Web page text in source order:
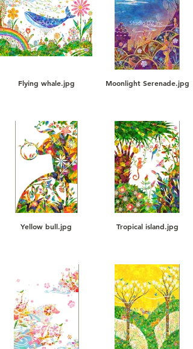
Flying whale.jpg Moonlight Serenade.jpg
Yellow bull.jpg Tropical island.jpg